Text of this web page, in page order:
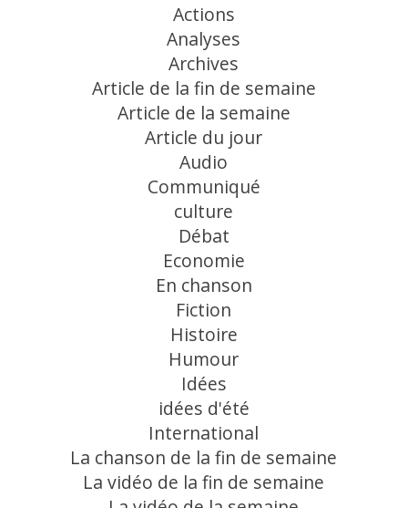
Actions
Analyses
Archives
Article de la fin de semaine
Article de la semaine
Article du jour
Audio
Communiqué
culture
Débat
Economie
En chanson
Fiction
Histoire
Humour
Idées
idées d'été
International
La chanson de la fin de semaine
La vidéo de la fin de semaine